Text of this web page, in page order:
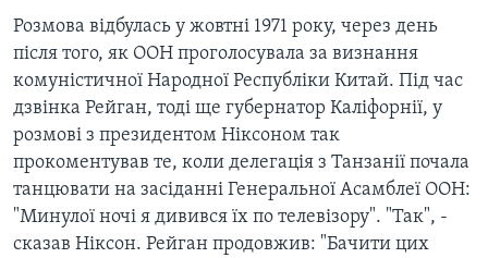
Розмова відбулась у жовтні 1971 року, через день
після того, як ООН проголосувала за визнання
комуністичної Народної Республіки Китай. Під час
дзвінка Рейган, тоді ще губернатор Каліфорнії, у
розмові з президентом Ніксоном так
прокоментував те, коли делегація з Танзанії почала
танцювати на засіданні Генеральної Асамблеї ООН:
"Минулої ночі я дивився їх по телевізору". "Так", -
сказав Ніксон. Рейган продовжив: "Бачити цих